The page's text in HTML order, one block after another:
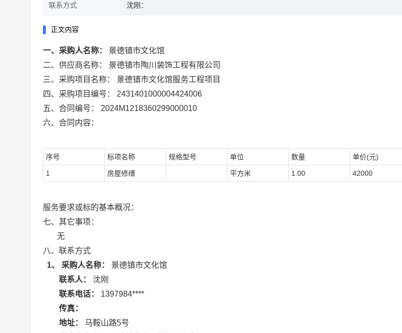
联系方式 沈刚：
正文内容
一、采购人名称：
景德镇市文化馆
二、供应商名称：
景德镇市陶川装饰工程有限公司
三、采购项目名称：
景德镇市文化馆服务工程项目
四、采购项目编号：
2431401000004424006
五、合同编号：
2024M1218360299000010
六、合同内容：
序号 标项名称 规格型号 单位 数量 单价(元)
1 房屋修缮 平方米 1.00 42000
服务要求或标的基本概况：
七、其它事项：
无
八、联系方式
1、 采购人名称：
景德镇市文化馆
联系人：
沈刚
联系电话：
1397984****
传真：
地址：
马鞍山路5号